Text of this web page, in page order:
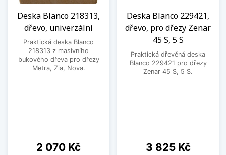
Deska Blanco 218313,
dřevo, univerzální
Praktická deska Blanco
218313 z masivního
bukového dřeva pro dřezy
Metra, Zia, Nova.
Cena
2 070 Kč
Deska Blanco 229421,
dřevo, pro dřezy Zenar
45 S, 5 S
Praktická dřevěná deska
Blanco 229421 pro dřezy
Zenar 45 S, 5 S.
Cena
3 825 Kč